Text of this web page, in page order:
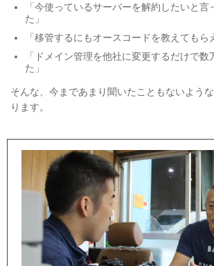
「今使っているサーバーを解約したいと言
た」
「移管するにもオースコードを教えてもら
「ドメイン管理を他社に変更するだけで
た」
そんな、今まであまり聞いたこともないよう
ります。